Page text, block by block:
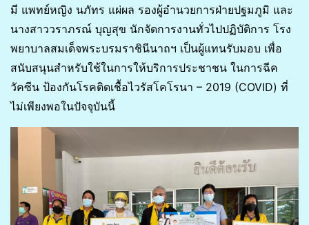
มี แพทย์หญิง นภัทร แผ่ผล รองผู้อำนวยการฝ่ายปฐมภูมิ และ
นางสาววราภรณ์ บุญสุข นักจัดการงานทั่วไปปฏิบัติการ โรง
พยาบาลสมเด็จพระบรมราชินีนาถฯ เป็นผู้แทนรับมอบ เพื่อ
สนับสนุนสำหรับใช้ในการให้บริการประชาชน ในการฉีค
วัคซีน ป้องกันโรคติดเชื้อไวรัสโคโรนา – 2019 (COVID) ที่
ไม่เพียงพอในปัจจุบันนี้